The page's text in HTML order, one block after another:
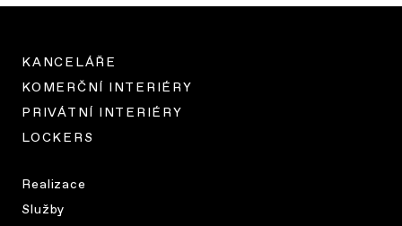
KANCELÁŘE
KOMERČNÍ INTERIÉRY
PRIVÁTNÍ INTERIÉRY
LOCKERS
Realizace
Služby